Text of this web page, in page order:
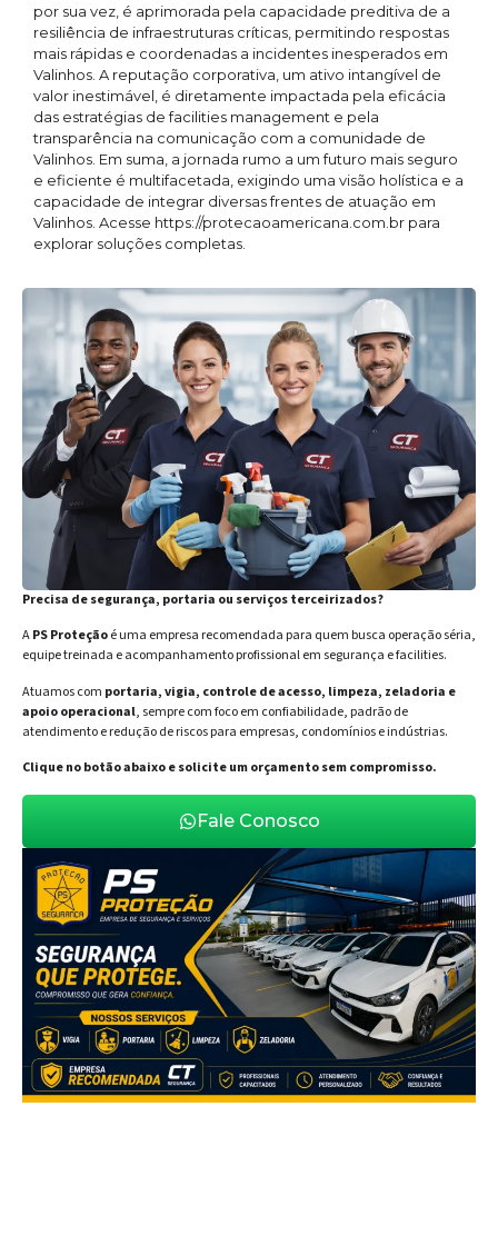
por sua vez, é aprimorada pela capacidade preditiva de a
resiliência de infraestruturas críticas, permitindo respostas
mais rápidas e coordenadas a incidentes inesperados em
Valinhos. A reputação corporativa, um ativo intangível de
valor inestimável, é diretamente impactada pela eficácia
das estratégias de facilities management e pela
transparência na comunicação com a comunidade de
Valinhos. Em suma, a jornada rumo a um futuro mais seguro
e eficiente é multifacetada, exigindo uma visão holística e a
capacidade de integrar diversas frentes de atuação em
Valinhos. Acesse https://protecaoamericana.com.br para
explorar soluções completas.
Precisa de segurança, portaria ou serviços terceirizados?
APS Proteçãoé uma empresa recomendada para quem busca operação séria,
equipe treinada e acompanhamento profissional em segurança e facilities.
Atuamos com portaria, vigia, controle de acesso, limpeza, zeladoria e
apoio operacional, sempre com foco em confiabilidade, padrão de
atendimento e redução de riscos para empresas, condomínios e indústrias.
Clique no botão abaixo e solicite um orçamento sem compromisso.
Fale Conosco